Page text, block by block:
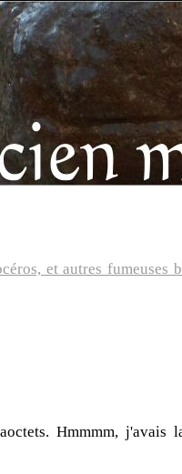
et autres fumeuses
Hmmmm, j'avais